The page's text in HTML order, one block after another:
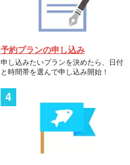
予約プランの申し込み
申し込みたいプランを決めたら、日付
と時間帯を選んで申し込み開始！